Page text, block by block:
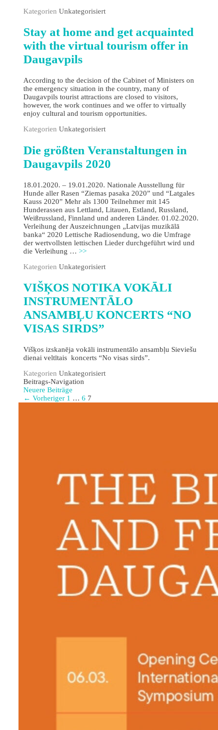
Kategorien Unkategorisiert
Stay at home and get acquainted
with the virtual tourism offer in
Daugavpils
According to the decision of the Cabinet of Ministers on
the emergency situation in the country, many of
Daugavpils tourist attractions are closed to visitors,
however, the work continues and we offer to virtually
enjoy cultural and tourism opportunities.
Kategorien Unkategorisiert
Die größten Veranstaltungen in
Daugavpils 2020
18.01.2020. – 19.01.2020. Nationale Ausstellung für
Hunde aller Rasen “Ziemas pasaka 2020” und “Latgales
Kauss 2020” Mehr als 1300 Teilnehmer mit 145
Hunderassen aus Lettland, Litauen, Estland, Russland,
Weißrussland, Finnland und anderen Länder. 01.02.2020.
Verleihung der Auszeichnungen „Latvijas muzikālā
banka“ 2020 Lettische Radiosendung, wo die Umfrage
der wertvollsten lettischen Lieder durchgeführt wird und
die Verleihung … >>
Kategorien Unkategorisiert
VIŠĶOS NOTIKA VOKĀLI
INSTRUMENTĀLO
ANSAMBĻU KONCERTS “NO
VISAS SIRDS”
Višķos izskanēja vokāli instrumentālo ansambļu Sieviešu
dienai veltītais koncerts “No visas sirds”.
Kategorien Unkategorisiert
Beitrags-Navigation
Neuere Beiträge
← Vorheriger 1 … 6 7